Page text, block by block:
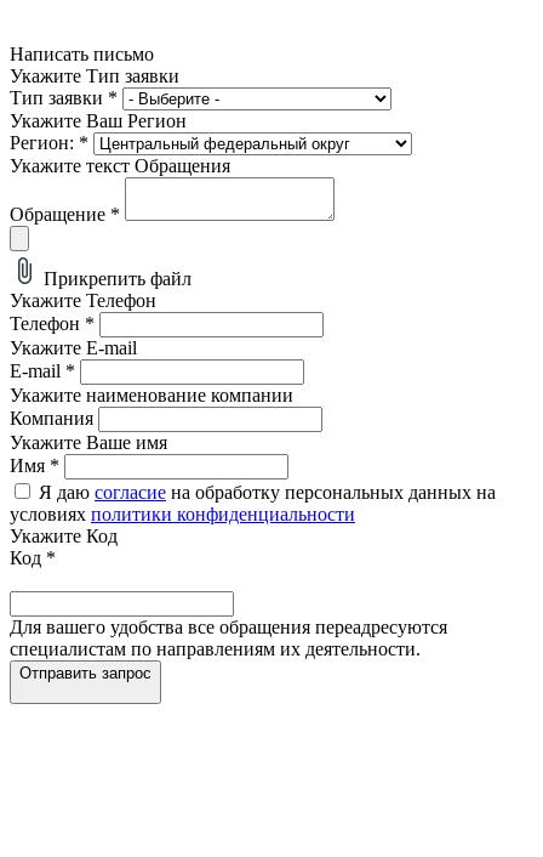
Написать письмо
Укажите Тип заявки
Тип заявки *
Укажите Ваш Регион
Регион: *
Укажите текст Обращения
Обращение *
Прикрепить файл
Укажите Телефон
Телефон *
Укажите E-mail
E-mail *
Укажите наименование компании
Компания
Укажите Ваше имя
Имя *
Я даю согласие на обработку персональных данных на
условиях политики конфиденциальности
Укажите Код
Код *
Для вашего удобства все обращения переадресуются
специалистам по направлениям их деятельности.
Отправить запрос